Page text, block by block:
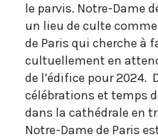
le parvis. Notre-Dame
un lieu de culte
de Paris qui cherche à
cultuellement en
de l’édifice pour 2024.
célébrations et temps
dans la cathédrale en
Notre-Dame de Paris